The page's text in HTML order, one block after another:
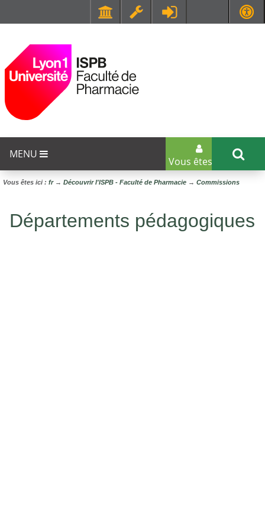
MENU
Vous êtes...
Vous êtes ici : fr→ Découvrir l'ISPB - Faculté de Pharmacie → Commissions
Départements pédagogiques